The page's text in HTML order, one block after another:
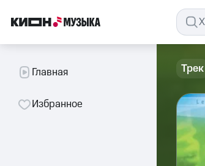
Главная
Избранное
Трек